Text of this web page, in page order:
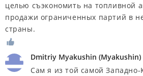
целью съэкономить на топливной
продажи ограниченных партий в
страны.
Dmitriy Myakushin (Myakushin)
Сам я из той самой Западно-